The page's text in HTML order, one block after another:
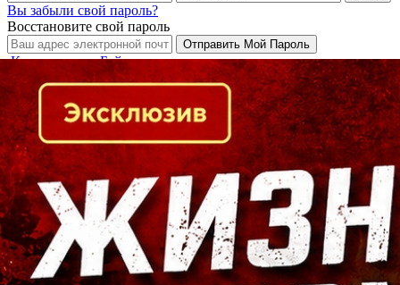
Вы забыли свой пароль?
Восстановите свой пароль
Кто есть кто в Байкальском регионе